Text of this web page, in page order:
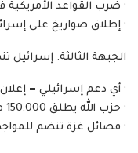
‏· ضرب القواعد الأمريكية
‏· إطلاق صواريخ على
‏الجبهة الثالثة: إسرائيل
‏· أي دعم إسرائيلي =
‏· حزب الله يطلق 150,000 صاروخ على إسرائيل
‏· فصائل غزة تنضم